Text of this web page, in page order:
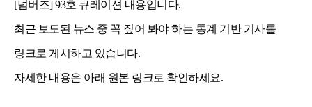
[넘버즈] 93호 큐레이션 내용입니다.
최근 보도된 뉴스 중 꼭 짚어 봐야 하는 통계 기반 기사를
링크로 게시하고 있습니다.
자세한 내용은 아래 원본 링크로 확인하세요.